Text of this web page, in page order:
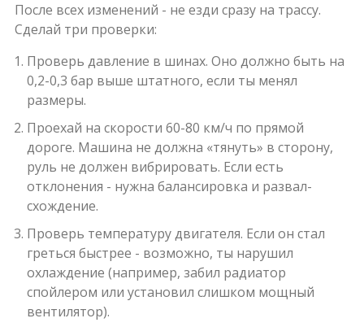
После всех изменений - не езди сразу на трассу.
Сделай три проверки:
Проверь давление в шинах. Оно должно быть на
0,2-0,3 бар выше штатного, если ты менял
размеры.
Проехай на скорости 60-80 км/ч по прямой
дороге. Машина не должна «тянуть» в сторону,
руль не должен вибрировать. Если есть
отклонения - нужна балансировка и развал-
схождение.
Проверь температуру двигателя. Если он стал
греться быстрее - возможно, ты нарушил
охлаждение (например, забил радиатор
спойлером или установил слишком мощный
вентилятор).